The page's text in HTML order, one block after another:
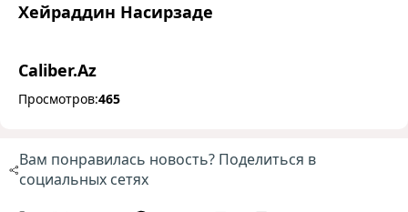
Хейраддин Насирзаде
Caliber.Az
Просмотров:465
Вам понравилась новость? Поделиться в
социальных сетях